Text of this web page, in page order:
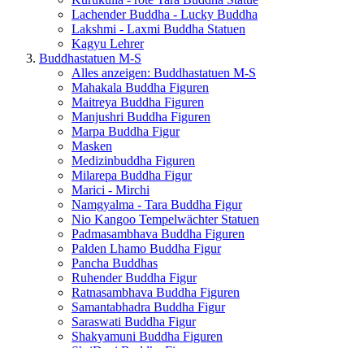
Lachender Buddha - Lucky Buddha
Lakshmi - Laxmi Buddha Statuen
Kagyu Lehrer
Buddhastatuen M-S
Alles anzeigen: Buddhastatuen M-S
Mahakala Buddha Figuren
Maitreya Buddha Figuren
Manjushri Buddha Figuren
Marpa Buddha Figur
Masken
Medizinbuddha Figuren
Milarepa Buddha Figur
Marici - Mirchi
Namgyalma - Tara Buddha Figur
Nio Kangoo Tempelwächter Statuen
Padmasambhava Buddha Figuren
Palden Lhamo Buddha Figur
Pancha Buddhas
Ruhender Buddha Figur
Ratnasambhava Buddha Figuren
Samantabhadra Buddha Figur
Saraswati Buddha Figur
Shakyamuni Buddha Figuren